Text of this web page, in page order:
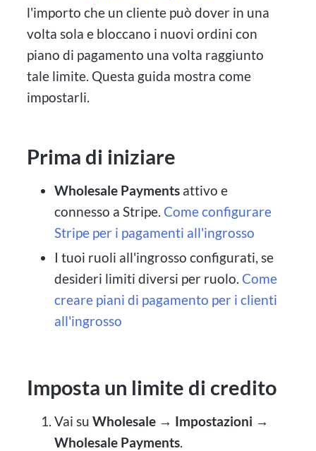
l'importo che un cliente può dover in una
volta sola e bloccano i nuovi ordini con
piano di pagamento una volta raggiunto
tale limite. Questa guida mostra come
impostarli.
Prima di iniziare
Wholesale Paymentsattivo e
connesso a Stripe. Come configurare
Stripe per i pagamenti all'ingrosso
I tuoi ruoli all'ingrosso configurati, se
desideri limiti diversi per ruolo. Come
creare piani di pagamento per i clienti
all'ingrosso
Imposta un limite di credito
Vai su Wholesale → Impostazioni →
Wholesale Payments.